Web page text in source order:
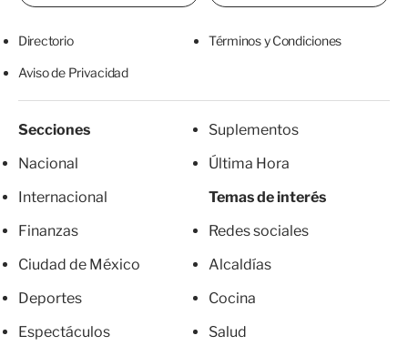
Directorio Términos y Condiciones
Aviso de Privacidad
Secciones
Nacional
Internacional
Finanzas
Ciudad de México
Deportes
Espectáculos
Suplementos
Última Hora
Temas de interés
Redes sociales
Alcaldías
Cocina
Salud